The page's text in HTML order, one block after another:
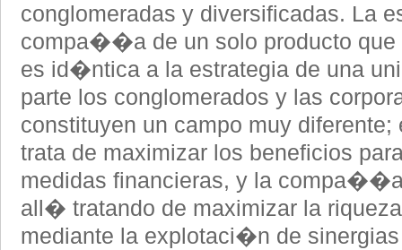
conglomeradas y diversificadas. La
compa��a de un solo producto que
es id�ntica a la estrategia de una
parte los conglomerados y las
constituyen un campo muy
trata de maximizar los beneficios
medidas financieras, y la
all� tratando de maximizar la
mediante la explotaci�n de